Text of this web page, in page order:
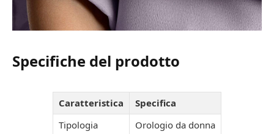
Specifiche del prodotto
Caratteristica
Specifica
Tipologia
Orologio da donna